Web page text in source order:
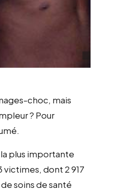
choc, mais
? Pour
plus importante
victimes, dont 2 917
soins de santé